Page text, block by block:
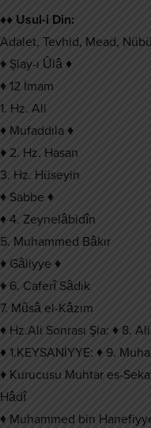
♦♦ Usul-i Din:
Adalet, Tevhid, Mead,
♦ Şiay-ı Ûlâ ♦
♦ 12 İmam
1. Hz. Ali
♦ Mufaddıla ♦
♦ 2. Hz. Hasan
3. Hz. Hüseyin
♦ Sabbe ♦
♦ 4. Zeynelâbidîn
5. Muhammed Bâkır
♦ Gâliyye ♦
♦ 6. Caferî Sâdık
7. Mûsâ el-Kâzım
♦ Hz.Ali Sonrası Şia: ♦ 8.
♦ 1.KEYSANİYYE: ♦ 9.
♦ Kurucusu Muhtar es-
Hâdî
♦ Muhammed bin